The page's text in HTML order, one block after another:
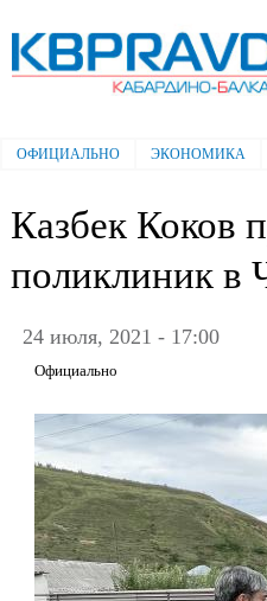
Электронная газета
Балкарская правда"
Главное меню
ОФИЦИАЛЬНО ЭКОНОМИКА
Казбек Коков
поликлиник в
24 июля, 2021 - 17:00
Официально